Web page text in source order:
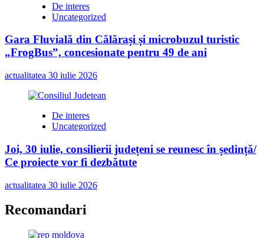
De interes
Uncategorized
Gara Fluvială din Călărași și microbuzul turistic
„FrogBus”, concesionate pentru 49 de ani
actualitatea 30 iulie 2026
De interes
Uncategorized
Joi, 30 iulie, consilierii județeni se reunesc în ședință/
Ce proiecte vor fi dezbătute
actualitatea 30 iulie 2026
Recomandari